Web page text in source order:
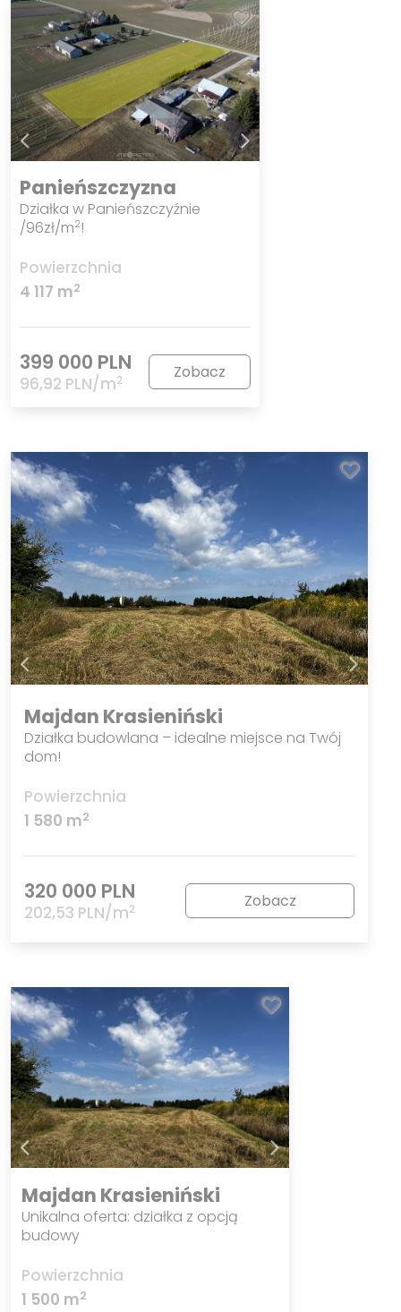
Panieńszczyzna
Działka w Panieńszczyźnie
/96zł/m2 !
Powierzchnia
4 117 m2
399 000 PLN
96,92 PLN/m2 Zobacz
Majdan Krasieniński
Działka budowlana – idealne miejsce na Twój
dom!
Powierzchnia
1 580 m2
320 000 PLN
202,53 PLN/m2 Zobacz
Majdan Krasieniński
Unikalna oferta: działka z opcją
budowy
Powierzchnia
1 500 m2